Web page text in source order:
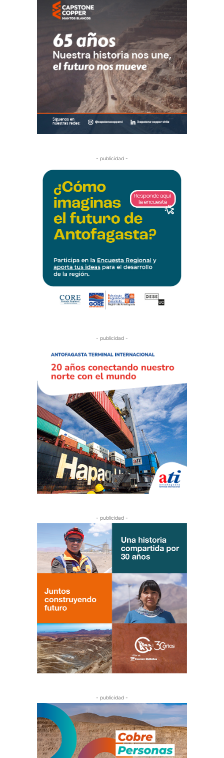
- publicidad -
- publicidad -
- publicidad -
- publicidad -